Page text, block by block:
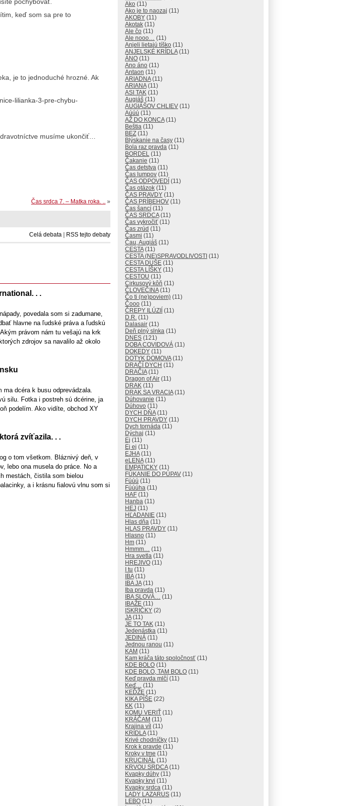
keď som sa pre to
je to jednoduché hrozné. Ak
lilianka-3-pre-chybu-
musíme ukončiť…
Čas srdca 7. – Matka roka. .. »
Celá debata | RSS tejto debaty
. .
povedala som si zadumane,
hlavne na ľudské práva a ľudskú
právom nám tu vešajú na krk
zdrojov sa navalilo až okolo
dcéra k busu odprevádzala.
silu. Fotka i postreh sú dcérine, ja
podelím. Ako vidíte, obchod XY
zvíťazila. . .
o tom všetkom. Bláznivý deň, v
lebo ona musela do práce. No a
mestách, čistila som bielou
a i krásnu fialovú vlnu som si
Ako (11)
Ako je to naozaj (11)
AKOBY (11)
Akotak (11)
Ale čo (11)
Ale nooo… (11)
Anjeli lietajú tíško (11)
ANJELSKÉ KRÍDLA(11)
ÁNO (11)
Ano áno (11)
Antaon (11)
ARIADNA(11)
ARIANA(11)
ASI TAK (11)
Augiáš (11)
AUGIÁŠOV CHLIEV (11)
Aúúú (11)
AŽ DO KONCA(11)
Beštia (11)
BEZ (11)
Blýskanie na časy (11)
Bola raz pravda (11)
BORDEL (11)
Čakanie (11)
Čas detstva (11)
Čas lumpov (11)
ČAS ODPOVEDÍ (11)
Čas otázok (11)
ČAS PRAVDY (11)
ČAS PRÍBEHOV (11)
Čas šancí (11)
ČAS SRDCA(11)
Čas vykročiť (11)
Čas zrúd (11)
Časmi (11)
Čau, Augiáš (11)
CESTA(11)
CESTA (NE)SPRAVODLIVOSTI (11)
CESTA DUŠE (11)
CESTA LÍŠKY (11)
CESTOU (11)
Cirkusový kôň (11)
ČLOVEČINA(11)
Čo ti (ne)poviem) (11)
Čooo (11)
ČREPY ILÚZIÍ
(11)
D.R. (11)
Dalasair (11)
Deň plný slnka (11)
DNES (121)
DOBA COVIDOVÁ (11)
DOKEDY (11)
DOTYK DOMOVA(11)
DRAČÍ DYCH (11)
DRAČIA(11)
Dragon of Air (11)
DRAK (11)
DRAK SA VRACIA(11)
Dúhovanie (11)
Dúhovo (11)
DYCH DŇA(11)
DYCH PRAVDY (11)
Dych tornáda (11)
Dýchaj (11)
Ej (11)
Ej ej (11)
EJHA(11)
eLENA(11)
EMPATICKY (11)
FÚKANIE DO PÚPAV (11)
Fúúú (11)
Fúúúha (11)
HAF (11)
Hanba (11)
HEJ (11)
HĽADANIE (11)
Hlas dňa (11)
HLAS PRAVDY (11)
Hlasno (11)
Hm (11)
Hmmm… (11)
Hra svetla (11)
HREJIVO (11)
I tu (11)
IBA(11)
IBA JA(11)
Iba pravda (11)
IBA SLOVÁ… (11)
IBAŽE (11)
ISKRIČKY (2)
JA(11)
JE TO TAK (11)
Jedenástka (11)
JEDINÁ (11)
Jednou ranou (11)
KAM (11)
Kam kráča táto spoločnosť (11)
KDE BOLO (11)
KDE BOLO, TAM BOLO (11)
Keď pravda mlčí (11)
Keď… (11)
KEĎŽE (11)
KIKA PÍŠE (22)
KK (11)
KOMU VERIŤ (11)
KRÁČAM (11)
Krajina víl (11)
KRÍDLA(11)
Krivé chodníčky (11)
Krok k pravde (11)
Kroky v tme (11)
KRUCINÁL (11)
KRVOU SRDCA(11)
Kvapky dúhy (11)
Kvapky krvi (11)
Kvapky srdca (11)
LADY LAZARUS (11)
LEBO (11)